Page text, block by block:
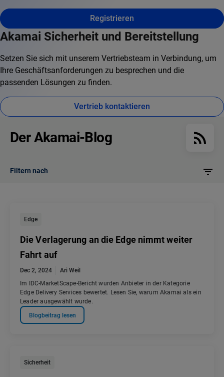
Registrieren
Akamai Sicherheit und Bereitstellung
Setzen Sie sich mit unserem Vertriebsteam in Verbindung, um
Ihre Geschäftsanforderungen zu besprechen und die
passenden Lösungen zu finden.
Vertrieb kontaktieren
Der Akamai-Blog
Filtern nach
Edge
Die Verlagerung an die Edge nimmt weiter
Fahrt auf
Dec 2, 2024
Ari Weil
Im IDC-MarketScape-Bericht wurden Anbieter in der Kategorie
Edge Delivery Services bewertet. Lesen Sie, warum Akamai als ein
Leader ausgewählt wurde.
Blogbeitrag lesen
Sicherheit